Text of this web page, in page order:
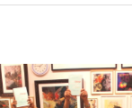
4.0